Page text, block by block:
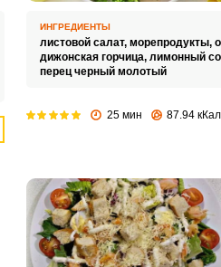
ИНГРЕДИЕНТЫ
листовой салат, морепродукты,
дижонская горчица, лимонный
перец черный молотый
25 мин 87.94 кКал